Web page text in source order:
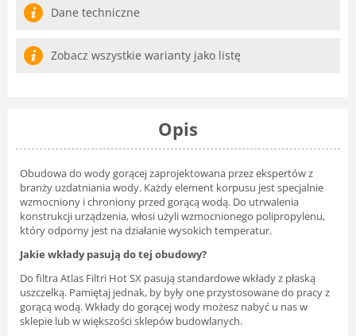
Dane techniczne
Zobacz wszystkie warianty jako listę
Opis
Obudowa do wody gorącej zaprojektowana przez ekspertów z
branży uzdatniania wody. Każdy element korpusu jest specjalnie
wzmocniony i chroniony przed gorącą wodą. Do utrwalenia
konstrukcji urządzenia, włosi użyli wzmocnionego polipropylenu,
który odporny jest na działanie wysokich temperatur.
Jakie wkłady pasują do tej obudowy?
Do filtra Atlas Filtri Hot SX pasują standardowe wkłady z płaską
uszczelką. Pamiętaj jednak, by były one przystosowane do pracy z
gorącą wodą. Wkłady do gorącej wody możesz nabyć u nas w
sklepie lub w większości sklepów budowlanych.